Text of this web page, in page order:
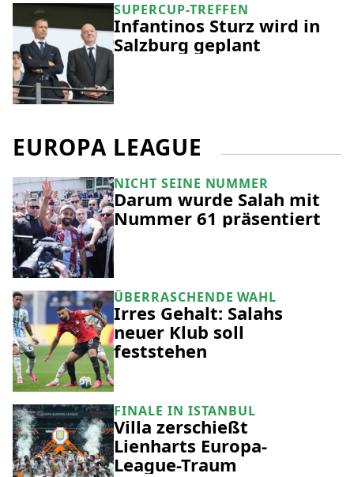
SUPERCUP-TREFFEN
Infantinos Sturz wird in
Salzburg geplant
EUROPA LEAGUE
NICHT SEINE NUMMER
Darum wurde Salah mit
Nummer 61 präsentiert
ÜBERRASCHENDE WAHL
Irres Gehalt: Salahs
neuer Klub soll
feststehen
FINALE IN ISTANBUL
Villa zerschießt
Lienharts Europa-
League-Traum